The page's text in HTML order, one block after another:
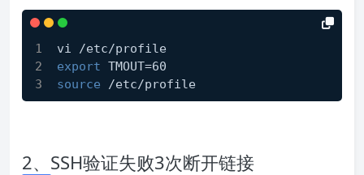
vi /etc/profile
export TMOUT=60
source /etc/profile
2、SSH验证失败3次断开链接